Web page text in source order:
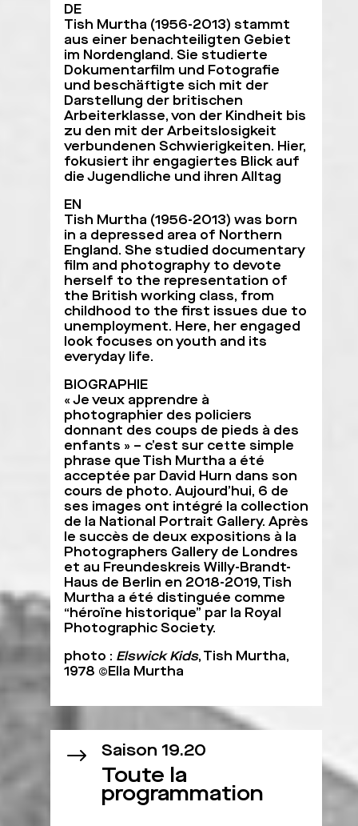
DE
Tish Murtha (1956-2013) stammt
aus einer benachteiligten Gebiet
im Nordengland. Sie studierte
Dokumentarfilm und Fotografie
und beschäftigte sich mit der
Darstellung der britischen
Arbeiterklasse, von der Kindheit bis
zu den mit der Arbeitslosigkeit
verbundenen Schwierigkeiten. Hier,
fokusiert ihr engagiertes Blick auf
die Jugendliche und ihren Alltag
EN
Tish Murtha (1956-2013) was born
in a depressed area of Northern
England. She studied documentary
film and photography to devote
herself to the representation of
the British working class, from
childhood to the first issues due to
unemployment. Here, her engaged
look focuses on youth and its
everyday life.
BIOGRAPHIE
« Je veux apprendre à
photographier des policiers
donnant des coups de pieds à des
enfants » – c’est sur cette simple
phrase que Tish Murtha a été
acceptée par David Hurn dans son
cours de photo. Aujourd’hui, 6 de
ses images ont intégré la collection
de la National Portrait Gallery. Après
le succès de deux expositions à la
Photographers Gallery de Londres
et au Freundeskreis Willy-Brandt-
Haus de Berlin en 2018-2019, Tish
Murtha a été distinguée comme
“héroïne historique” par la Royal
Photographic Society.
photo : Elswick Kids, Tish Murtha,
1978 ©Ella Murtha
$ Saison 19.20
Toute la
programmation